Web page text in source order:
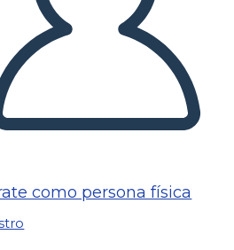
como persona física